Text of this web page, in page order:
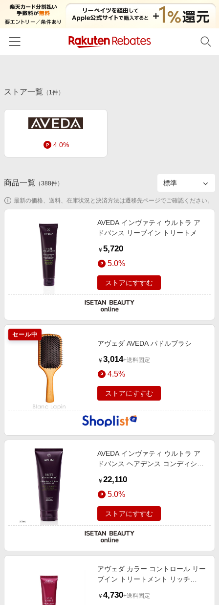
カテゴリー一覧
百貨店・総合ECモール
ファッション・インナー・小物
食品・スイーツ・お酒
家電・PC・スマホ・カメラ
スポーツ・アウトドア・ゴルフ
インテリア・寝具
ペット・花・DIY・車
金融・マネー・保険
デジタルコンテンツ
ビジネス・その他サービス
初回購入者限定特典
新着ストアのご紹介
電子書籍特集
楽天サービス特集
わくわく夏特集
とことん買い物チャレンジ
Apple公式サイト×楽天カード分割払い
Samsung ボーナスキャンペーン
週末の高還元 夏の長期版
友達紹介
楽天IDでログイン/会員登録
ストア一覧 （ 1件）
4.0%
商品一覧 （388件）
最新の価格、送料、在庫状況と決済方法は遷移先ページでご確認ください。
AVEDA インヴァティ ウルトラ ア
ドバンス リーブイン トリートメン
￥ 5,720
5.0%
ストアにすすむ
セール中
アヴェダ AVEDA パドルブラシ
￥ 3,014+送料固定
4.5%
ストアにすすむ
AVEDA インヴァティ ウルトラ ア
ドバンス ヘアデンス コンディショ
￥ 22,110
5.0%
ストアにすすむ
アヴェダ カラー コントロール リー
ブイン トリートメント リッチ
￥ 4,730+送料固定